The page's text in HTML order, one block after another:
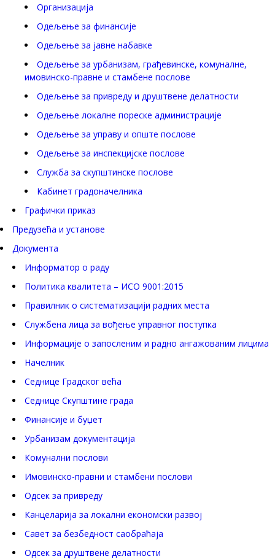
Организација
Одељење за финансије
Одељење за јавне набавке
Одељење за урбанизам, грађевинске, комуналне,
имовинско-правне и стамбене послове
Одељење за привреду и друштвене делатности
Одељење локалне пореске администрације
Одељење за управу и опште послове
Одељење за инспекцијске послове
Служба за скупштинске послове
Кабинет градоначелника
Графички приказ
Предузећа и установе
Документа
Информатор о раду
Политика квалитета – ИСО 9001:2015
Правилник о систематизацији радних места
Службена лица за вођење управног поступка
Информације о запосленим и радно ангажованим лицима
Начелник
Седнице Градског већа
Седнице Скупштине града
Финансије и буџет
Урбанизам документација
Комунални послови
Имовинско-правни и стамбени послови
Одсек за привреду
Канцеларија за локални економски развој
Савет за безбедност саобраћаја
Одсек за друштвене делатности